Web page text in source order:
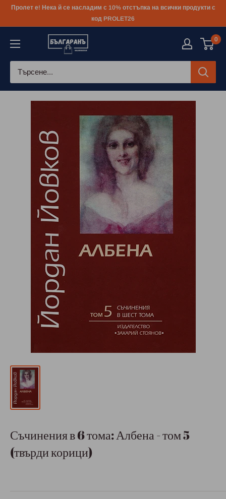
КъмПролет е! Нека й се насладим с 10% отстъпка на всички продукти с
код PROLET26
0
Съчинения в 6 тома: Албена - том 5
(твърди корици)